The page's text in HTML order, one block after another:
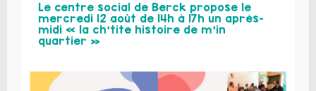
Le centre social de Berck propose le
mercredi 12 août de 14h à 17h un après-
midi « la ch’tite histoire de m’in
quartier »